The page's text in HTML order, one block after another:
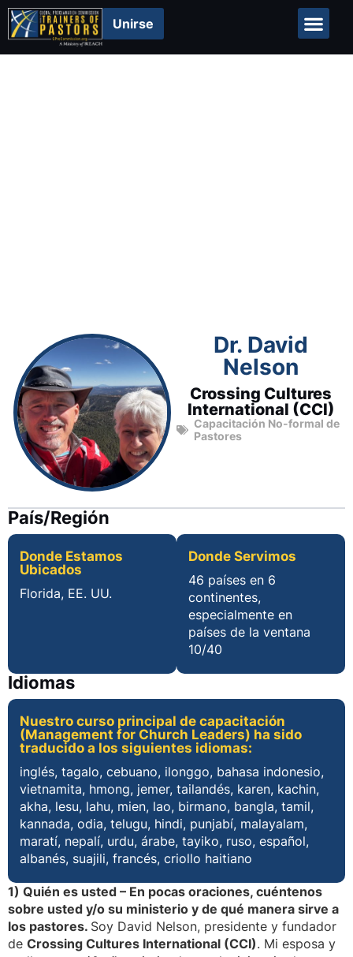
Unirse
Dr. David
Nelson
Crossing Cultures
International (CCI)
Capacitación No-formal de
Pastores
País/Región
Donde Estamos
Ubicados
Florida, EE. UU.
Donde Servimos
46 países en 6
continentes,
especialmente en
países de la ventana
10/40
Idiomas
Nuestro curso principal de capacitación
(Management for Church Leaders) ha sido
traducido a los siguientes idiomas:
inglés, tagalo, cebuano, ilonggo, bahasa indonesio,
vietnamita, hmong, jemer, tailandés, karen, kachin,
akha, lesu, lahu, mien, lao, birmano, bangla, tamil,
kannada, odia, telugu, hindi, punjabí, malayalam,
maratí, nepalí, urdu, árabe, tayiko, ruso, español,
albanés, suajili, francés, criollo haitiano
1) Quién es usted – En pocas oraciones, cuéntenos
sobre usted y/o su ministerio y de qué manera sirve a
los pastores. Soy David Nelson, presidente y fundador
de Crossing Cultures International (CCI). Mi esposa y